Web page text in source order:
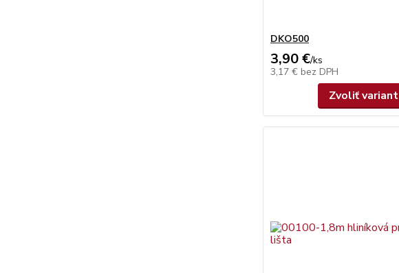
DKO500
3,90 €/ks
3,17 € bez DPH
Zvoliť variant